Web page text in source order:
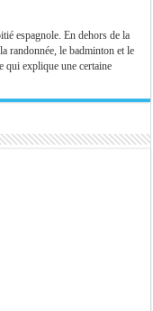
espagnole. En dehors de la
randonnée, le badminton et le
qui explique une certaine